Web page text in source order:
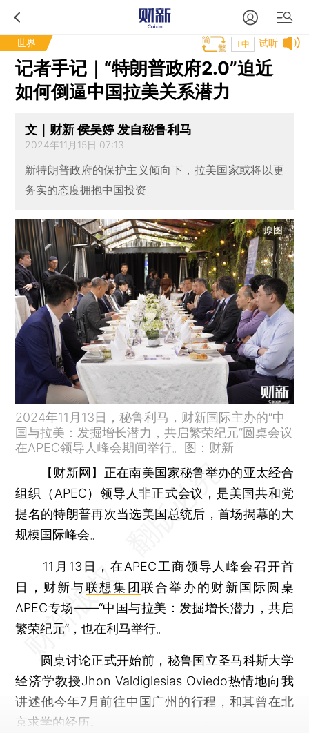
世界 试听
T中
记者手记｜“特朗普政府2.0”迫近
如何倒逼中国拉美关系潜力
文｜财新 侯吴婷 发自秘鲁利马
2024年11月15日 07:13
新特朗普政府的保护主义倾向下，拉美国家或将以更
务实的态度拥抱中国投资
原图
2024年11月13日，秘鲁利马，财新国际主办的“中
国与拉美：发掘增长潜力，共启繁荣纪元”圆桌会议
在APEC领导人峰会期间举行。图：财新
【财新网】 正在南美国家秘鲁举办的亚太经合
组织（APEC）领导人非正式会议，是美国共和党
提名的特朗普再次当选美国总统后，首场揭幕的大
规模国际峰会。
11月13日，在APEC工商领导人峰会召开首
日，财新与联想集团联合举办的财新国际圆桌
APEC专场——“中国与拉美：发掘增长潜力，共启
繁荣纪元”，也在利马举行。
圆桌讨论正式开始前，秘鲁国立圣马科斯大学
经济学教授Jhon Valdiglesias Oviedo热情地向我
讲述他今年7月前往中国广州的行程，和其曾在北
京求学的经历。